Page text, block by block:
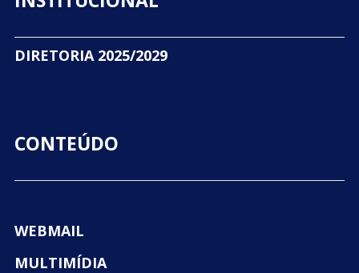
DIRETORIA 2025/2029
CONTEÚDO
WEBMAIL
MULTIMÍDIA